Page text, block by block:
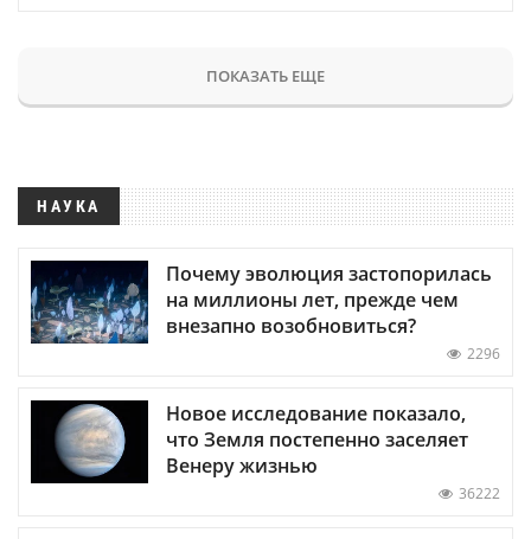
ПОКАЗАТЬ ЕЩЕ
НАУКА
Почему эволюция застопорилась
на миллионы лет, прежде чем
внезапно возобновиться?
2296
Новое исследование показало,
что Земля постепенно заселяет
Венеру жизнью
36222